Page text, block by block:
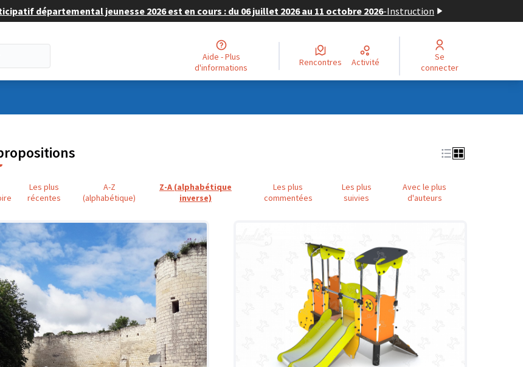
départemental jeunesse 2026 est en cours : du 06 juillet 2026 au 11 octobre 2026-Instruction
Aide - Plus
d'informations
Rencontres Activité
Se
connecter
Les plus
récentes
A-Z
(alphabétique)
Z-A (alphabétique
inverse)
Les plus
commentées
Les plus
suivies
Avec le plus
d'auteurs